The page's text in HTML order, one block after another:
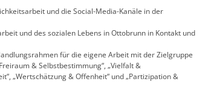
und die Social-Media-Kanäle in der
und des sozialen Lebens in Ottobrunn in Kontakt und
für die eigene Arbeit mit der Zielgruppe
& Selbstbestimmung“, „Vielfalt &
„Wertschätzung & Offenheit“ und „Partizipation &